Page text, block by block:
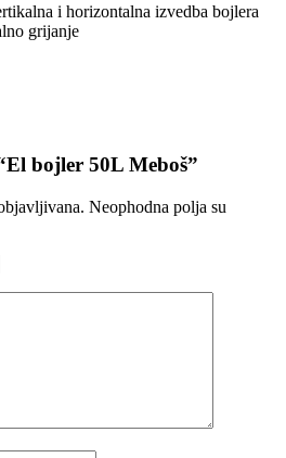
i horizontalna izvedba bojlera
grijanje
bojler 50L Meboš”
Neophodna polja su